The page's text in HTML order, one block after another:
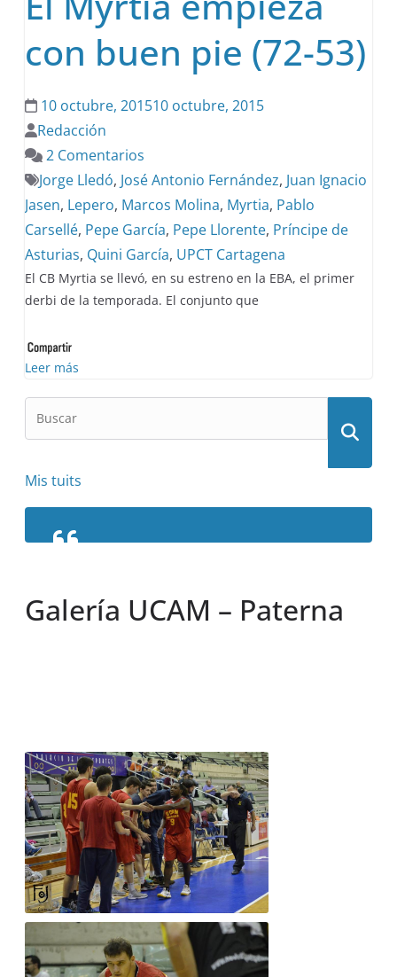
con buen pie (72-53)
10 octubre, 201510 octubre, 2015
Redacción
2 Comentarios
Jorge Lledó, José Antonio Fernández, Juan Ignacio
Jasen, Lepero, Marcos Molina, Myrtia, Pablo
Carsellé, Pepe García, Pepe Llorente, Príncipe de
Asturias, Quini García, UPCT Cartagena
El CB Myrtia se llevó, en su estreno en la EBA, el primer
derbi de la temporada. El conjunto que
Leer más
Mis tuits
Galería UCAM – Paterna